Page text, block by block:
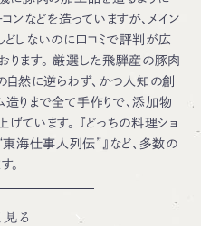
ンなどを造っていますが、メイン
しないのに口コミで評判が広
ります。 厳選した飛騨産の豚肉
自然に逆らわず、かつ人知の創
りまで全て手作りで、添加物
ています。 『どっちの料理ショ
海仕事人列伝”』など、多数の
。
見る